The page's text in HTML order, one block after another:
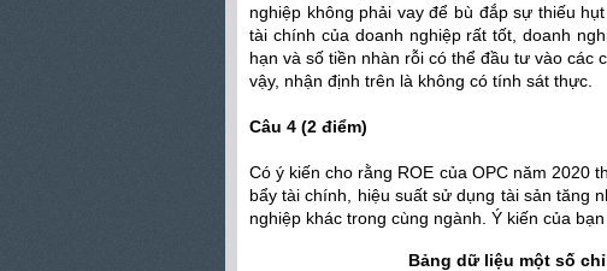
nghiệp không phải vay để bù đắp sự thiếu
tài chính của doanh nghiệp rất tốt, doanh
hạn và số tiền nhàn rỗi có thể đầu tư vào các
vậy, nhận định trên là không có tính sát thực.
Câu 4 (2 điểm)
Có ý kiến cho rằng ROE của OPC năm 2020
bẩy tài chính, hiệu suất sử dụng tài sản tăng
nghiệp khác trong cùng ngành. Ý kiến của
Bảng dữ liệu một số